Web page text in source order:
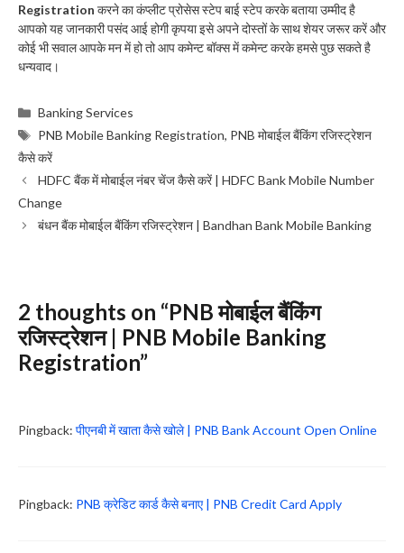
Registration करने का कंप्लीट प्रोसेस स्टेप बाई स्टेप करके बताया उम्मीद है
आपको यह जानकारी पसंद आई होगी कृपया इसे अपने दोस्तों के साथ शेयर जरूर करें और
कोई भी सवाल आपके मन में हो तो आप कमेन्ट बॉक्स में कमेन्ट करके हमसे पुछ सकते है
धन्यवाद।
Categories
Banking Services
Tags
PNB Mobile Banking Registration, PNB मोबाईल बैंकिंग रजिस्ट्रेशन
कैसे करें
HDFC बैंक में मोबाईल नंबर चेंज कैसे करें | HDFC Bank Mobile Number
Change
बंधन बैंक मोबाईल बैंकिंग रजिस्ट्रेशन | Bandhan Bank Mobile Banking
2 thoughts on “PNB मोबाईल बैंकिंग
रजिस्ट्रेशन | PNB Mobile Banking
Registration”
Pingback: पीएनबी में खाता कैसे खोले | PNB Bank Account Open Online
Pingback: PNB क्रेडिट कार्ड कैसे बनाए | PNB Credit Card Apply